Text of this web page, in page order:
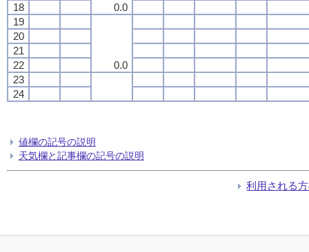
0.0
18
19
0.0
20
21
22
23
24
値欄の記号の説明
天気欄と記事欄の記号の説明
利用される